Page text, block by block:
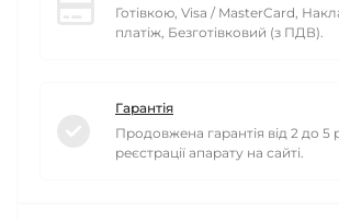
Готівкою, Visa / MasterCard,
платіж, Безготівковий (з ПДВ).
Гарантія
Продовжена гарантія від 2 до 5
реєстрації апарату на сайті.